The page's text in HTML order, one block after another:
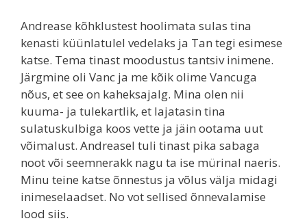
Andrease kõhklustest hoolimata sulas tina
kenasti küünlatulel vedelaks ja Tan tegi esimese
katse. Tema tinast moodustus tantsiv inimene.
Järgmine oli Vanc ja me kõik olime Vancuga
nõus, et see on kaheksajalg. Mina olen nii
kuuma- ja tulekartlik, et lajatasin tina
sulatuskulbiga koos vette ja jäin ootama uut
võimalust. Andreasel tuli tinast pika sabaga
noot või seemnerakk nagu ta ise mürinal naeris.
Minu teine katse õnnestus ja võlus välja midagi
inimeselaadset. No vot sellised õnnevalamise
lood siis.